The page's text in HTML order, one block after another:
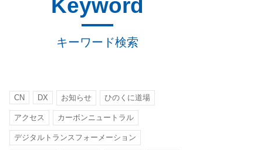
Keyword
キーワード検索
CN DX お知らせ ひのくに道場
アクセス カーボンニュートラル
デジタルトランスフォーメーション